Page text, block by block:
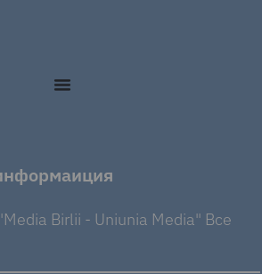
Birlii - Uniunia Media" Все